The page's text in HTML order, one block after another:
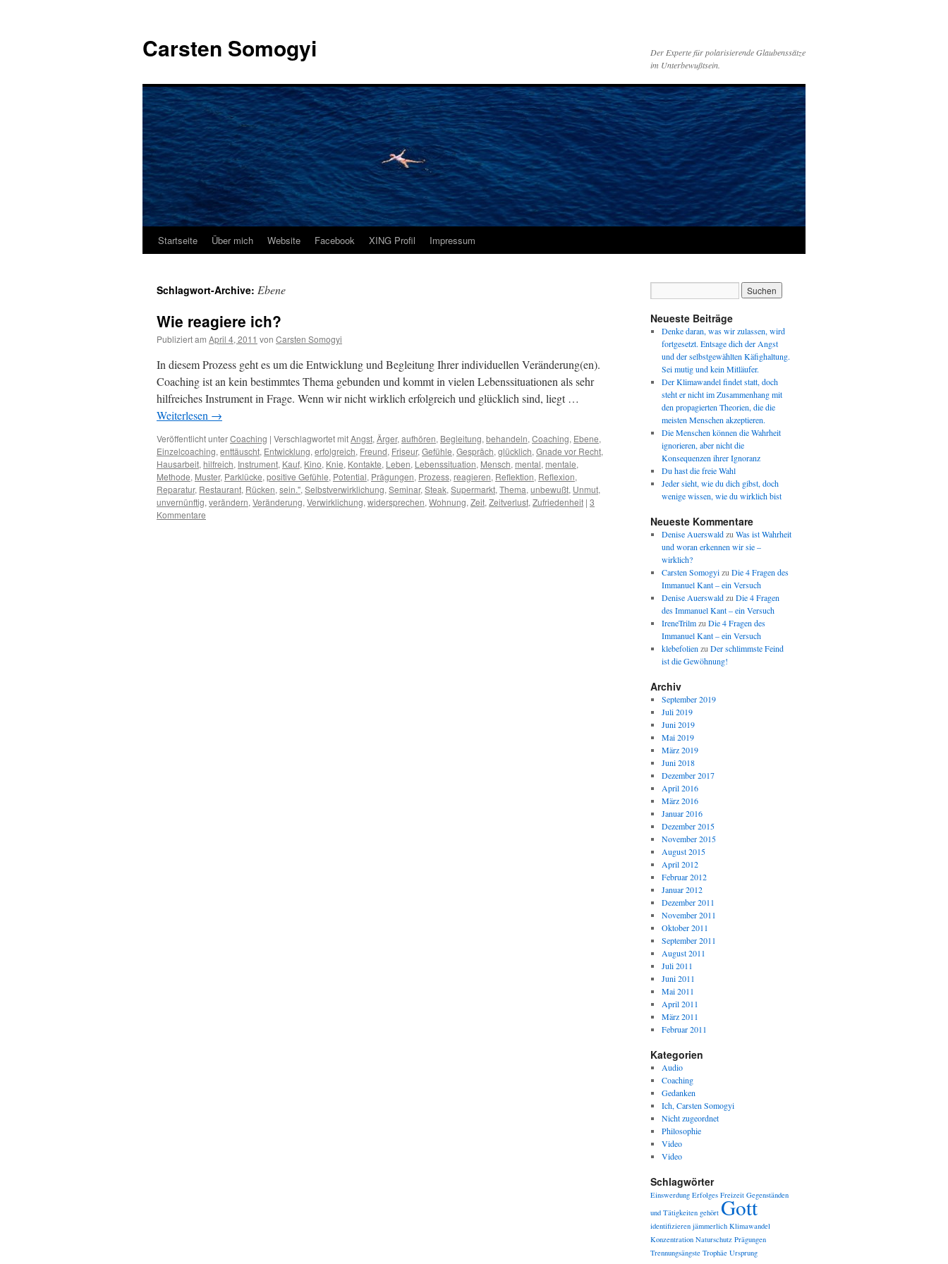
Carsten Somogyi
Der Experte für polarisierende Glaubenssätze
im Unterbewußtsein.
Zum
springen
Startseite Über mich Website Facebook XING Profil Impressum
Schlagwort-Archive: Ebene
Wie reagiere ich?
Publiziert am April 4, 2011 von Carsten Somogyi
In diesem Prozess geht es um die Entwicklung und Begleitung Ihrer individuellen Veränderung(en).
Coaching ist an kein bestimmtes Thema gebunden und kommt in vielen Lebenssituationen als sehr
hilfreiches Instrument in Frage. Wenn wir nicht wirklich erfolgreich und glücklich sind, liegt …
Weiterlesen →
Veröffentlicht unterCoaching | Verschlagwortet mitAngst, Ärger, aufhören, Begleitung, behandeln, Coaching, Ebene,
Einzelcoaching, enttäuscht, Entwicklung, erfolgreich, Freund, Friseur, Gefühle, Gespräch, glücklich, Gnade vor Recht,
Hausarbeit, hilfreich, Instrument, Kauf, Kino, Knie, Kontakte, Leben, Lebenssituation, Mensch, mental, mentale,
Methode, Muster, Parklücke, positive Gefühle, Potential, Prägungen, Prozess, reagieren, Reflektion, Reflexion,
Reparatur, Restaurant, Rücken, sein.", Selbstverwirklichung, Seminar, Steak, Supermarkt, Thema, unbewußt, Unmut,
unvernünftig, verändern, Veränderung, Verwirklichung, widersprechen, Wohnung, Zeit, Zeitverlust, Zufriedenheit | 3
Kommentare
Neueste Beiträge
Denke daran, was wir zulassen, wird
fortgesetzt. Entsage dich der Angst
und der selbstgewählten Käfighaltung.
Sei mutig und kein Mitläufer.
Der Klimawandel findet statt, doch
steht er nicht im Zusammenhang mit
den propagierten Theorien, die die
meisten Menschen akzeptieren.
Die Menschen können die Wahrheit
ignorieren, aber nicht die
Konsequenzen ihrer Ignoranz
Du hast die freie Wahl
Jeder sieht, wie du dich gibst, doch
wenige wissen, wie du wirklich bist
Neueste Kommentare
Denise Auerswaldzu Was ist Wahrheit
und woran erkennen wir sie –
wirklich?
Carsten Somogyizu Die 4 Fragen des
Immanuel Kant – ein Versuch
Denise Auerswaldzu Die 4 Fragen
des Immanuel Kant – ein Versuch
IreneTrilmzu Die 4 Fragen des
Immanuel Kant – ein Versuch
klebefolien zu Der schlimmste Feind
ist die Gewöhnung!
Archiv
September 2019
Juli 2019
Juni 2019
Mai 2019
März 2019
Juni 2018
Dezember 2017
April 2016
März 2016
Januar 2016
Dezember 2015
November 2015
August 2015
April 2012
Februar 2012
Januar 2012
Dezember 2011
November 2011
Oktober 2011
September 2011
August 2011
Juli 2011
Juni 2011
Mai 2011
April 2011
März 2011
Februar 2011
Kategorien
Audio
Coaching
Gedanken
Ich, Carsten Somogyi
Nicht zugeordnet
Philosophie
Video
Video
Schlagwörter
Einswerdung Erfolges Freizeit Gegenständen
und Tätigkeiten gehört Gott
identifizieren jämmerlich Klimawandel
Konzentration Naturschutz Prägungen
Trennungsängste Trophäe Ursprung